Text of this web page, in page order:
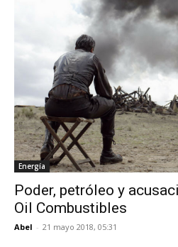
Energía
Poder, petróleo y
Oil Combustibles
Abel - 21 mayo 2018, 05:31